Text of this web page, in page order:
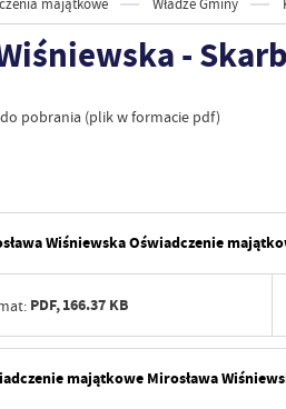
majątkowe Władze Gminy
-
pobrania (plik w formacie pdf)
Wiśniewska Oświadczenie
PDF,166.37 KB
majątkowe Mirosława